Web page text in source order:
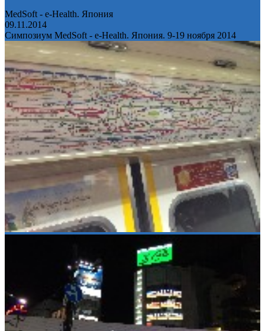
MedSoft - e-Health. Япония
09.11.2014
Симпозиум MedSoft - e-Health. Япония. 9-19 ноября 2014